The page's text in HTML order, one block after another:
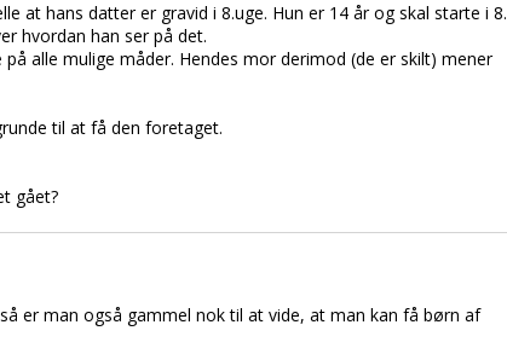
at hans datter er gravid i 8.uge. Hun er 14 år og skal starte i 8.
hvordan han ser på det.
alle mulige måder. Hendes mor derimod (de er skilt) mener
til at få den foretaget.
gået?
er man også gammel nok til at vide, at man kan få børn af